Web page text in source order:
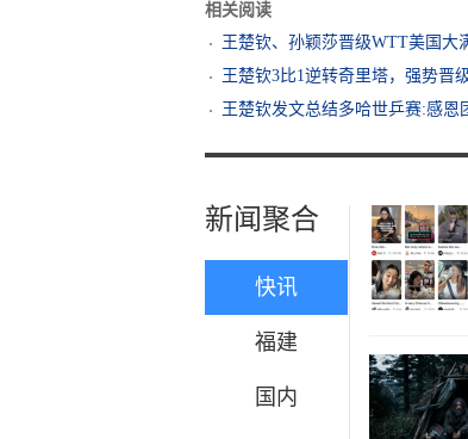
相关阅读
王楚钦、孙颖莎晋级WTT美国大
王楚钦3比1逆转奇里塔，强势晋
王楚钦发文总结多哈世乒赛:感恩
新闻聚合
快讯
福建
国内